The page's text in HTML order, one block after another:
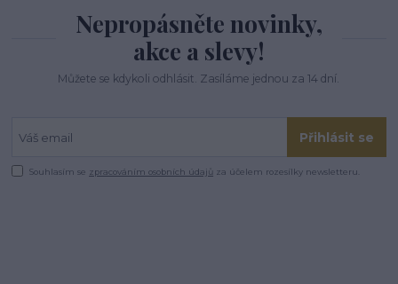
Nepropásněte novinky,
akce a slevy!
Můžete se kdykoli odhlásit. Zasíláme jednou za 14 dní.
Přihlásit se
Souhlasím se zpracováním osobních údajů za účelem rozesílky newsletteru.